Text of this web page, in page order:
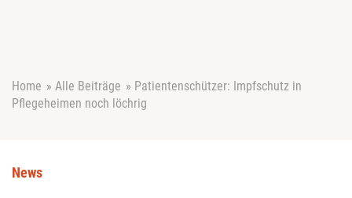
Home » Alle Beiträge » Patientenschützer: Impfschutz in
Pflegeheimen noch löchrig
News